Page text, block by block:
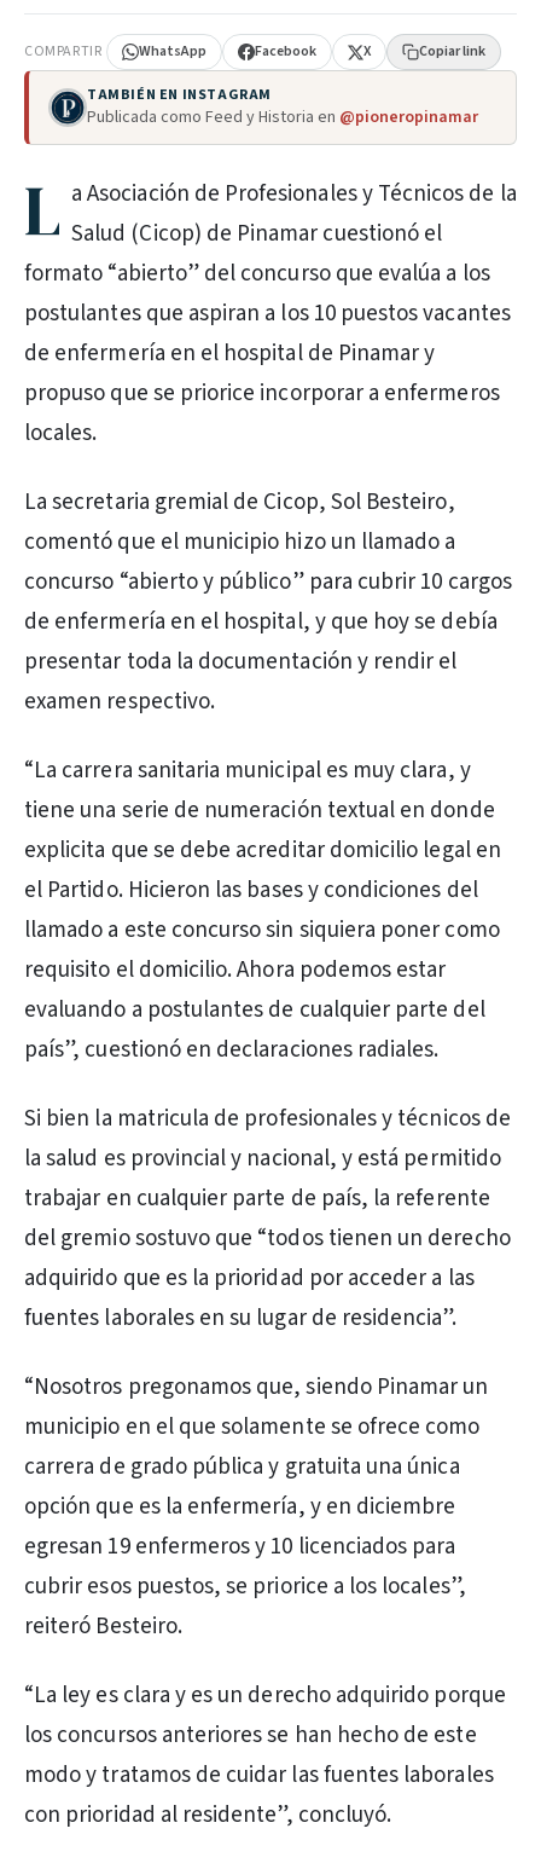
COMPARTIR WhatsApp Facebook X Copiar link
TAMBIÉN EN INSTAGRAM
Publicada como Feed y Historia en @pioneropinamar
L a Asociación de Profesionales y Técnicos de la
Salud (Cicop) de Pinamar cuestionó el
formato “abierto” del concurso que evalúa a los
postulantes que aspiran a los 10 puestos vacantes
de enfermería en el hospital de Pinamar y
propuso que se priorice incorporar a enfermeros
locales.
La secretaria gremial de Cicop, Sol Besteiro,
comentó que el municipio hizo un llamado a
concurso “abierto y público” para cubrir 10 cargos
de enfermería en el hospital, y que hoy se debía
presentar toda la documentación y rendir el
examen respectivo.
“La carrera sanitaria municipal es muy clara, y
tiene una serie de numeración textual en donde
explicita que se debe acreditar domicilio legal en
el Partido. Hicieron las bases y condiciones del
llamado a este concurso sin siquiera poner como
requisito el domicilio. Ahora podemos estar
evaluando a postulantes de cualquier parte del
país”, cuestionó en declaraciones radiales.
Si bien la matricula de profesionales y técnicos de
la salud es provincial y nacional, y está permitido
trabajar en cualquier parte de país, la referente
del gremio sostuvo que “todos tienen un derecho
adquirido que es la prioridad por acceder a las
fuentes laborales en su lugar de residencia”.
“Nosotros pregonamos que, siendo Pinamar un
municipio en el que solamente se ofrece como
carrera de grado pública y gratuita una única
opción que es la enfermería, y en diciembre
egresan 19 enfermeros y 10 licenciados para
cubrir esos puestos, se priorice a los locales”,
reiteró Besteiro.
“La ley es clara y es un derecho adquirido porque
los concursos anteriores se han hecho de este
modo y tratamos de cuidar las fuentes laborales
con prioridad al residente”, concluyó.